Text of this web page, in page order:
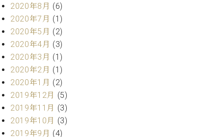
C.
ベ
ヒ
シ
ュ
タ
イ
ン
ア
カ
デ
ェ
ル
ジ
ア
ク
セ
ス
セン
トラ
京の
ご案
2020年8月 (6)
2020年7月 (1)
2020年5月 (2)
2020年4月 (3)
2020年3月 (1)
2020年2月 (1)
2020年1月 (2)
2019年12月 (5)
2019年11月 (3)
2019年10月 (3)
2019年9月 (4)